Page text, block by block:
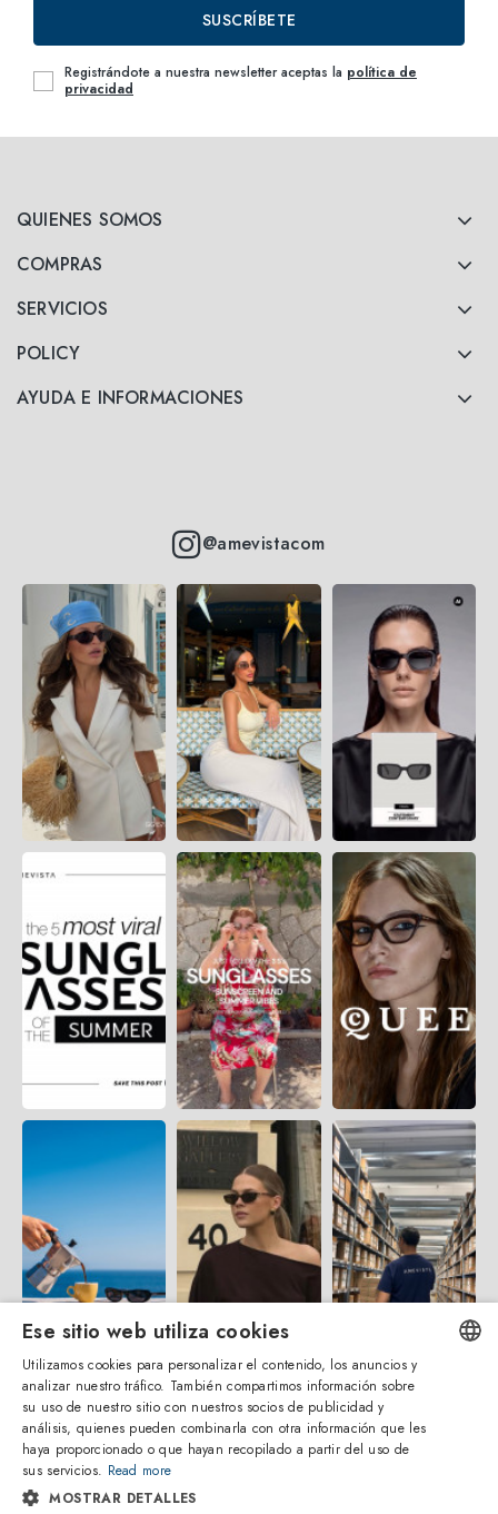
QUIENES SOMOS
COMPRAS
SERVICIOS
POLICY
AYUDA E INFORMACIONES
@amevistacom
SUSCRÍBETE
Registrándote a nuestra newsletter aceptas la política de
privacidad
ENGLISH
ITALIAN
Ese sitio web utiliza cookies
Utilizamos cookies para personalizar el contenido, los anuncios y
analizar nuestro tráfico. También compartimos información sobre
su uso de nuestro sitio con nuestros socios de publicidad y
análisis, quienes pueden combinarla con otra información que les
haya proporcionado o que hayan recopilado a partir del uso de
sus servicios. Read more
MOSTRAR DETALLES